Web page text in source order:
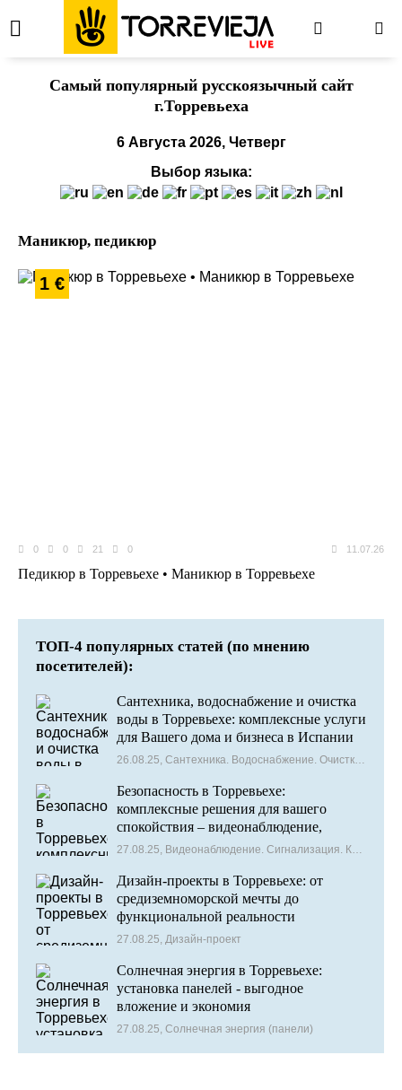
Cамый популярный русскоязычный сайт
г.Торревьеха
6 Августа 2026, Четверг
Выбор языка:
Маникюр, педикюр
0 0 21 0 11.07.26
Педикюр в Торревьехе • Маникюр в Торревьехе
1 €
ТОП-4 популярных статей (по мнению
посетителей):
Сантехника, водоснабжение и очистка
воды в Торревьехе: комплексные услуги
для Вашего дома и бизнеса в Испании
Безопасность в Торревьехе:
комплексные решения для вашего
спокойствия – видеонаблюдение,
сигнализация и контроль доступа
Дизайн-проекты в Торревьехе: от
средиземноморской мечты до
функциональной реальности
27.08.25, Дизайн-проект
Солнечная энергия в Торревьехе:
установка панелей - выгодное
вложение и экономия
27.08.25, Солнечная энергия (панели)